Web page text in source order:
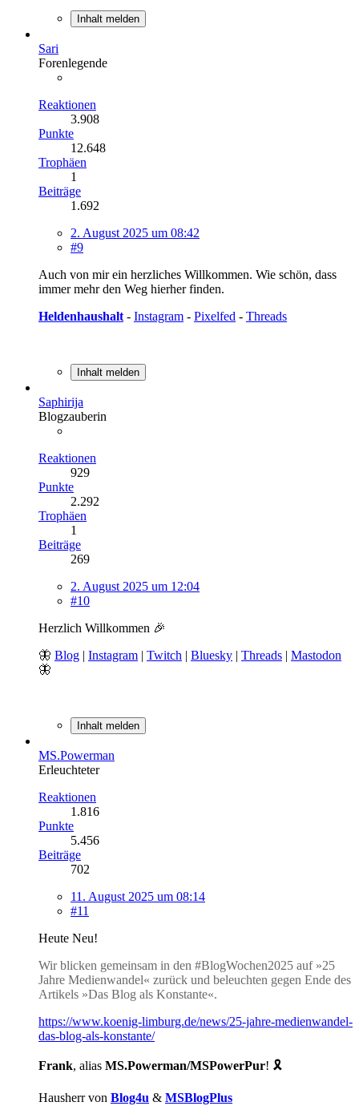
Inhalt melden
Sari
Forenlegende
Reaktionen
3.908
Punkte
12.648
Trophäen
1
Beiträge
1.692
2. August 2025 um 08:42
#9
Auch von mir ein herzliches Willkommen. Wie schön, dass
immer mehr den Weg hierher finden.
Heldenhaushalt - Instagram - Pixelfed - Threads
Inhalt melden
Saphirija
Blogzauberin
Reaktionen
929
Punkte
2.292
Trophäen
1
Beiträge
269
2. August 2025 um 12:04
#10
Herzlich Willkommen 🎉
🦋 Blog | Instagram | Twitch | Bluesky | Threads | Mastodon
🦋
Inhalt melden
MS.Powerman
Erleuchteter
Reaktionen
1.816
Punkte
5.456
Beiträge
702
11. August 2025 um 08:14
#11
Heute Neu!
Wir blicken gemeinsam in den #BlogWochen2025 auf »25
Jahre Medienwandel« zurück und beleuchten gegen Ende des
Artikels »Das Blog als Konstante«.
https://www.koenig-limburg.de/news/25-jahre-medienwandel-
das-blog-als-konstante/
Frank, alias MS.Powerman/MSPowerPur! 🎗️
Hausherr von Blog4u & MSBlogPlus